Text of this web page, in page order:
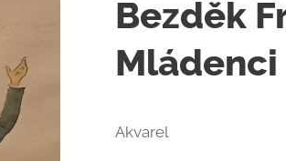
Bezděk
Mládenci
Akvarel